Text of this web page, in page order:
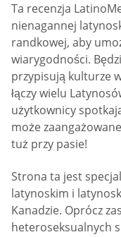
Ta recenzja
nienagannej
randkowej, aby
wiarygodności.
przypisują kulturze
łączy wielu
użytkownicy
może
tuż przy pasie!
Strona ta jest
latynoskim i
Kanadzie. Oprócz
heteroseksualnych